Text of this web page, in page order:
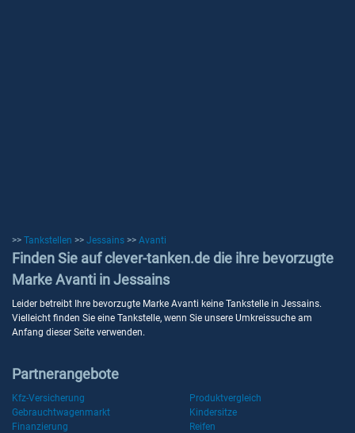
>> Tankstellen >> Jessains >> Avanti
Finden Sie auf clever-tanken.de die ihre bevorzugte
Marke Avanti in Jessains
Leider betreibt Ihre bevorzugte Marke Avanti keine Tankstelle in Jessains.
Vielleicht finden Sie eine Tankstelle, wenn Sie unsere Umkreissuche am
Anfang dieser Seite verwenden.
Partnerangebote
Kfz-Versicherung
Produktvergleich
Gebrauchtwagenmarkt
Kindersitze
Finanzierung
Reifen